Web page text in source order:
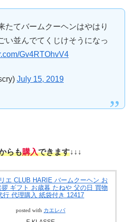
たてバームクーヘンはやはり
い並んでてくじけそうになっ
Gv4RTOhvV4
July 15, 2019
らも購入できます↓↓↓
エ CLUB HARIE バームクーヘン お
ギフト お歳暮 たねや 父の日 買物
行 代理購入 紙袋付き 12417
posted with カエレバ